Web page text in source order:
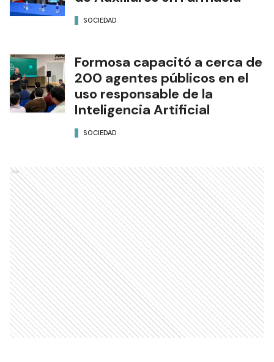
SOCIEDAD
Formosa capacitó a cerca de
200 agentes públicos en el
uso responsable de la
Inteligencia Artificial
SOCIEDAD
Ads